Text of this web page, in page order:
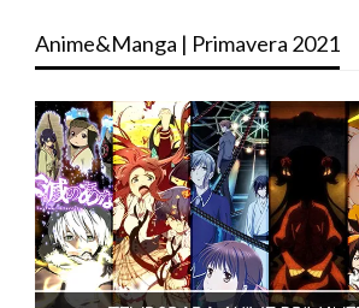
Anime&Manga | Primavera 2021